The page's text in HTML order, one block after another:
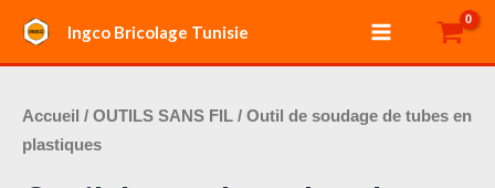
contenu
Ingco Bricolage Tunisie
Main
Menu
Accueil / OUTILS SANS FIL / Outil de soudage de tubes en
plastiques